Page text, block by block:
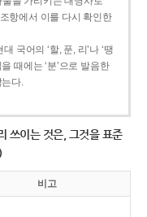
조항에서 이를 다시 확인한
국어의 ‘할, 푼, 리’나 ‘땡
때에는 ‘분’으로 발음한
는다.
쓰이는 것은, 그것을 표준
비고